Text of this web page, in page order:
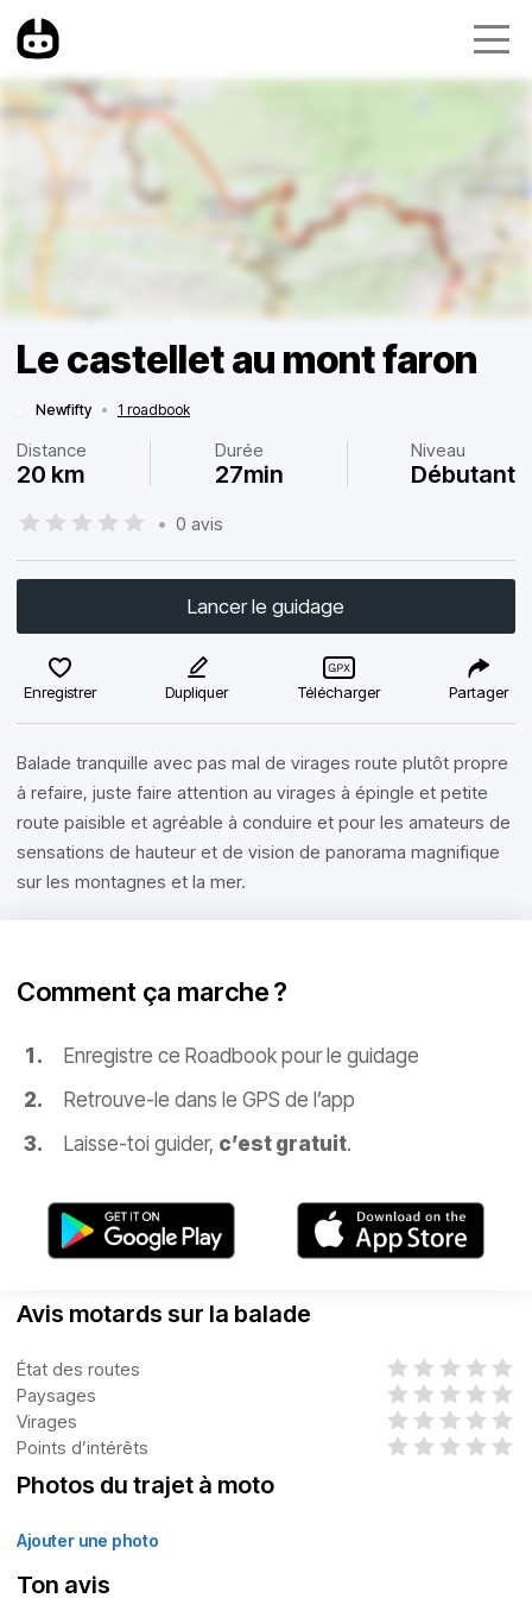
Le castellet au mont faron
Newfifty • 1 roadbook
Distance
20 km
Durée
27min
Niveau
Débutant
• 0 avis
Lancer le guidage
Enregistrer Dupliquer Télécharger Partager
Balade tranquille avec pas mal de virages route plutôt propre
à refaire, juste faire attention au virages à épingle et petite
route paisible et agréable à conduire et pour les amateurs de
sensations de hauteur et de vision de panorama magnifique
sur les montagnes et la mer.
Comment ça marche ?
Enregistre ce Roadbook pour le guidage
Retrouve-le dans le GPS de l’app
Laisse-toi guider, c’est gratuit.
Avis motards sur la balade
État des routes
Paysages
Virages
Points d’intérêts
Photos du trajet à moto
Ajouter une photo
Ton avis